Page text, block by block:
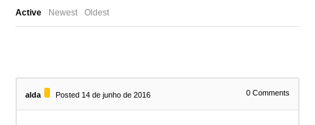
Active Newest Oldest
alda Posted 14 de junho de 2016 0Comments